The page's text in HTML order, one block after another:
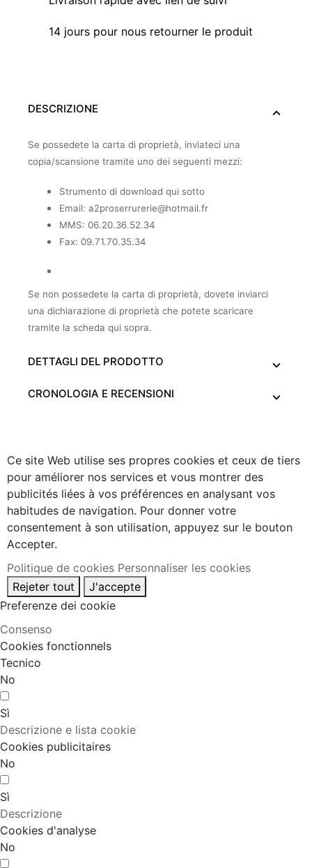
14 jours pour nous retourner le produit
DESCRIZIONE
Se possedete la carta di proprietà, inviateci una
copia/scansione tramite uno dei seguenti mezzi:
Strumento di download qui sotto
Email: a2proserrurerie@hotmail.fr
MMS: 06.20.36.52.34
Fax: 09.71.70.35.34
Se non possedete la carta di proprietà, dovete inviarci
una dichiarazione di proprietà che potete scaricare
tramite la scheda qui sopra.
DETTAGLI DEL PRODOTTO
CRONOLOGIA E RECENSIONI
Ce site Web utilise ses propres cookies et ceux de tiers
pour améliorer nos services et vous montrer des
publicités liées à vos préférences en analysant vos
habitudes de navigation. Pour donner votre
consentement à son utilisation, appuyez sur le bouton
Accepter.
Politique de cookies Personnaliser les cookies
Rejeter tout
J'accepte
Preferenze dei cookie
Consenso
Cookies fonctionnels
Tecnico
No
Sì
Descrizione e lista cookie
Cookies publicitaires
No
Sì
Descrizione
Cookies d'analyse
No